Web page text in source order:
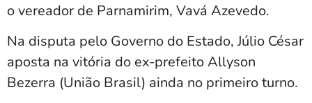
o vereador de Parnamirim, Vavá Azevedo.
Na disputa pelo Governo do Estado, Júlio César
aposta na vitória do ex-prefeito Allyson
Bezerra (União Brasil) ainda no primeiro turno.